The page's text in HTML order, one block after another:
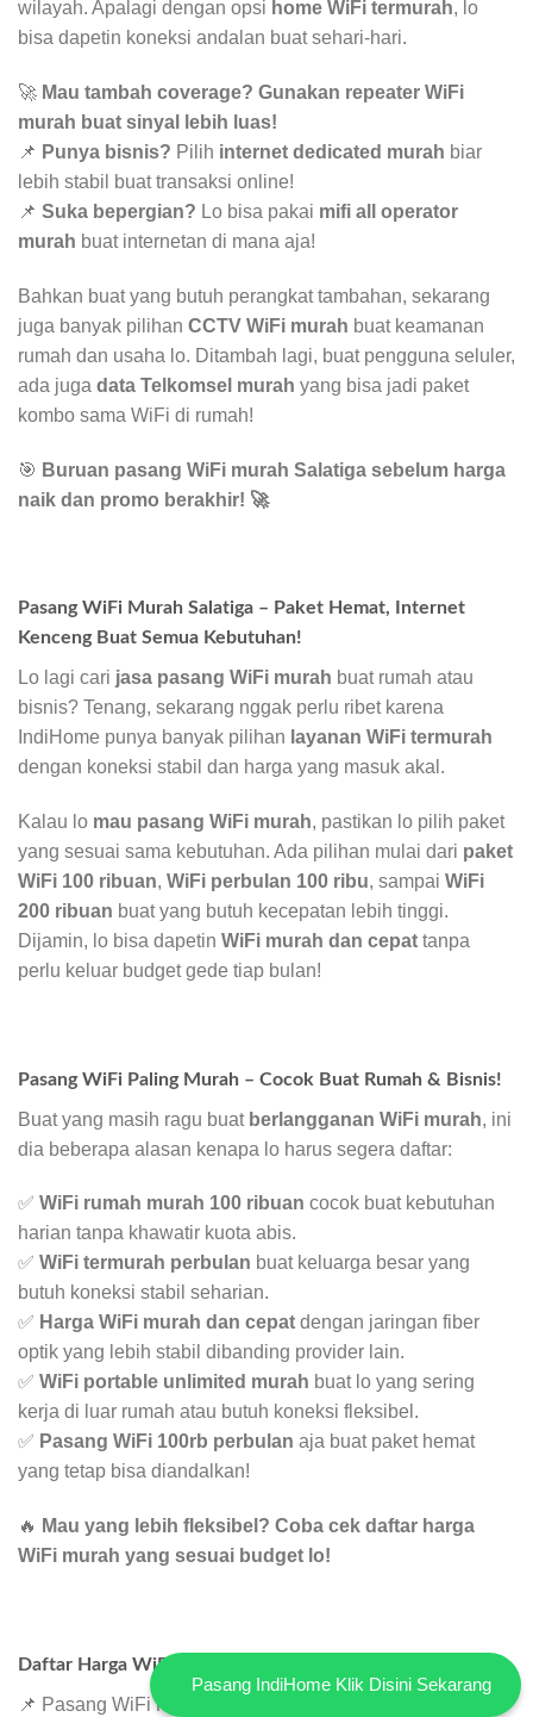
wilayah. Apalagi dengan opsi home WiFi termurah, lo
bisa dapetin koneksi andalan buat sehari-hari.
🚀 Mau tambah coverage? Gunakan repeater WiFi
murah buat sinyal lebih luas!
📌 Punya bisnis? Pilih internet dedicated murah biar
lebih stabil buat transaksi online!
📌 Suka bepergian? Lo bisa pakai mifi all operator
murah buat internetan di mana aja!
Bahkan buat yang butuh perangkat tambahan, sekarang
juga banyak pilihan CCTV WiFi murah buat keamanan
rumah dan usaha lo. Ditambah lagi, buat pengguna seluler,
ada juga data Telkomsel murah yang bisa jadi paket
kombo sama WiFi di rumah!
🎯 Buruan pasang WiFi murah Salatiga sebelum harga
naik dan promo berakhir! 🚀
Pasang WiFi Murah Salatiga – Paket Hemat, Internet
Kenceng Buat Semua Kebutuhan!
Lo lagi cari jasa pasang WiFi murah buat rumah atau
bisnis? Tenang, sekarang nggak perlu ribet karena
IndiHome punya banyak pilihan layanan WiFi termurah
dengan koneksi stabil dan harga yang masuk akal.
Kalau lo mau pasang WiFi murah, pastikan lo pilih paket
yang sesuai sama kebutuhan. Ada pilihan mulai dari paket
WiFi 100 ribuan, WiFi perbulan 100 ribu, sampai WiFi
200 ribuan buat yang butuh kecepatan lebih tinggi.
Dijamin, lo bisa dapetin WiFi murah dan cepat tanpa
perlu keluar budget gede tiap bulan!
Pasang WiFi Paling Murah – Cocok Buat Rumah & Bisnis!
Buat yang masih ragu buat berlangganan WiFi murah, ini
dia beberapa alasan kenapa lo harus segera daftar:
✅ WiFi rumah murah 100 ribuan cocok buat kebutuhan
harian tanpa khawatir kuota abis.
✅ WiFi termurah perbulan buat keluarga besar yang
butuh koneksi stabil seharian.
✅ Harga WiFi murah dan cepat dengan jaringan fiber
optik yang lebih stabil dibanding provider lain.
✅ WiFi portable unlimited murah buat lo yang sering
kerja di luar rumah atau butuh koneksi fleksibel.
✅ Pasang WiFi 100rb perbulan aja buat paket hemat
yang tetap bisa diandalkan!
🔥 Mau yang lebih fleksibel? Coba cek daftar harga
WiFi murah yang sesuai budget lo!
Daftar Harga WiFi Murah dan Paket Lengkapnya!
📌 Pasang WiFi Murah Salatiga
Pasang IndiHome Klik Disini Sekarang